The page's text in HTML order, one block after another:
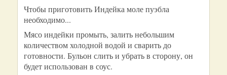
Чтобы приготовить Индейка моле пуэбла
необходимо...
Мясо индейки промыть, залить небольшим
количеством холодной водой и сварить до
готовности. Бульон слить и убрать в сторону, он
будет использован в соус.